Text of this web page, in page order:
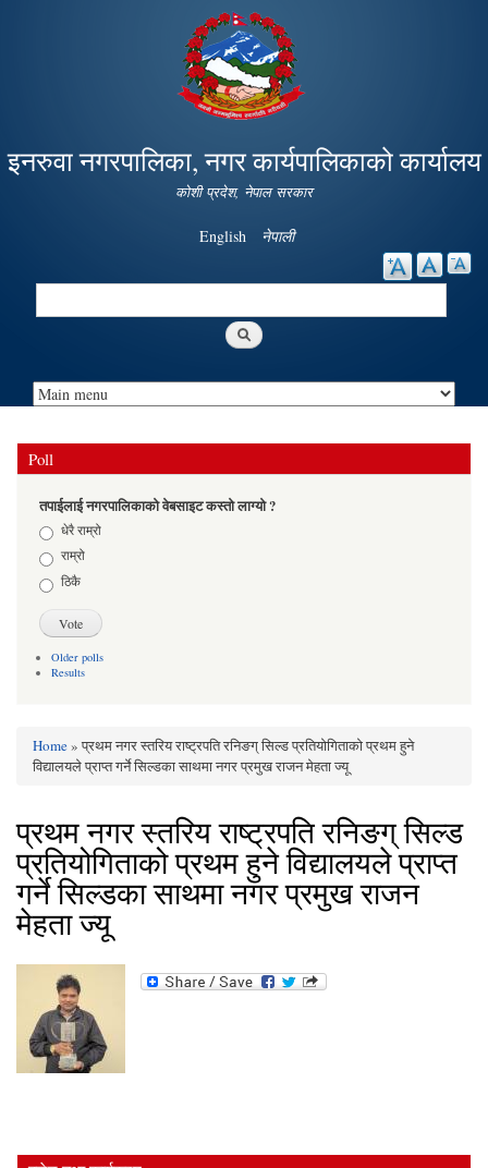
Skip to
main
content
इनरुवा नगरपालिका, नगर कार्यपालिकाको कार्यालय
कोशी प्रदेश, नेपाल सरकार
English नेपाली
Search
Poll
तपाईलाई नगरपालिकाको वेबसाइट कस्तो लाग्यो ?
Choicesधेरै राम्रो
राम्रो
ठिकै
Older polls
Results
You are here
Home» प्रथम नगर स्तरिय राष्ट्रपति रनिङग् सिल्ड प्रतियोगिताको प्रथम हुने
विद्यालयले प्राप्त गर्ने सिल्डका साथमा नगर प्रमुख राजन मेहता ज्यू
प्रथम नगर स्तरिय राष्ट्रपति रनिङग् सिल्ड
प्रतियोगिताको प्रथम हुने विद्यालयले प्राप्त
गर्ने सिल्डका साथमा नगर प्रमुख राजन
मेहता ज्यू